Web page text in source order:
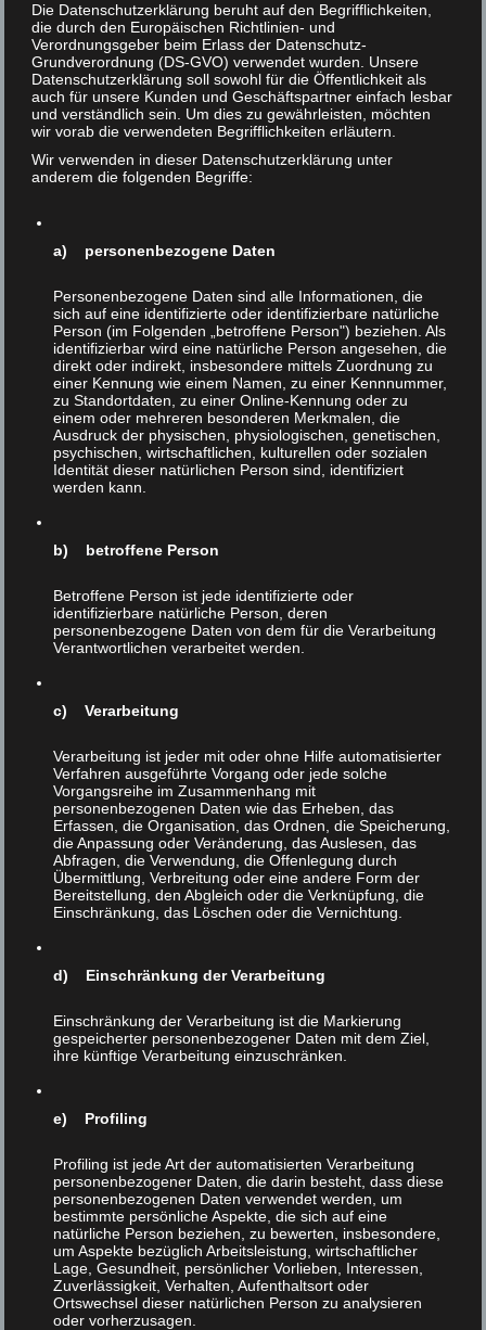
und Tod
7
Der Verrat des Menschen
an den Tieren
Die Datenschutzerklärung beruht auf den Begrifflichkeiten,
die durch den Europäischen Richtlinien- und
Verordnungsgeber beim Erlass der Datenschutz-
Grundverordnung (DS-GVO) verwendet wurden. Unsere
Datenschutzerklärung soll sowohl für die Öffentlichkeit als
auch für unsere Kunden und Geschäftspartner einfach lesbar
und verständlich sein. Um dies zu gewährleisten, möchten
wir vorab die verwendeten Begrifflichkeiten erläutern.
Wir verwenden in dieser Datenschutzerklärung unter
anderem die folgenden Begriffe:
a) personenbezogene Daten
Personenbezogene Daten sind alle Informationen, die
sich auf eine identifizierte oder identifizierbare natürliche
Person (im Folgenden „betroffene Person") beziehen. Als
identifizierbar wird eine natürliche Person angesehen, die
direkt oder indirekt, insbesondere mittels Zuordnung zu
einer Kennung wie einem Namen, zu einer Kennnummer,
zu Standortdaten, zu einer Online-Kennung oder zu
einem oder mehreren besonderen Merkmalen, die
Ausdruck der physischen, physiologischen, genetischen,
psychischen, wirtschaftlichen, kulturellen oder sozialen
Identität dieser natürlichen Person sind, identifiziert
werden kann.
b) betroffene Person
Betroffene Person ist jede identifizierte oder
identifizierbare natürliche Person, deren
personenbezogene Daten von dem für die Verarbeitung
Verantwortlichen verarbeitet werden.
c) Verarbeitung
Verarbeitung ist jeder mit oder ohne Hilfe automatisierter
Verfahren ausgeführte Vorgang oder jede solche
Vorgangsreihe im Zusammenhang mit
personenbezogenen Daten wie das Erheben, das
Erfassen, die Organisation, das Ordnen, die Speicherung,
die Anpassung oder Veränderung, das Auslesen, das
Abfragen, die Verwendung, die Offenlegung durch
Übermittlung, Verbreitung oder eine andere Form der
Bereitstellung, den Abgleich oder die Verknüpfung, die
Einschränkung, das Löschen oder die Vernichtung.
d) Einschränkung der Verarbeitung
Einschränkung der Verarbeitung ist die Markierung
gespeicherter personenbezogener Daten mit dem Ziel,
ihre künftige Verarbeitung einzuschränken.
e) Profiling
Profiling ist jede Art der automatisierten Verarbeitung
personenbezogener Daten, die darin besteht, dass diese
personenbezogenen Daten verwendet werden, um
bestimmte persönliche Aspekte, die sich auf eine
natürliche Person beziehen, zu bewerten, insbesondere,
um Aspekte bezüglich Arbeitsleistung, wirtschaftlicher
Lage, Gesundheit, persönlicher Vorlieben, Interessen,
Zuverlässigkeit, Verhalten, Aufenthaltsort oder
Ortswechsel dieser natürlichen Person zu analysieren
oder vorherzusagen.